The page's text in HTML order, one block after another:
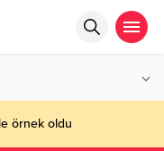
örnek oldu